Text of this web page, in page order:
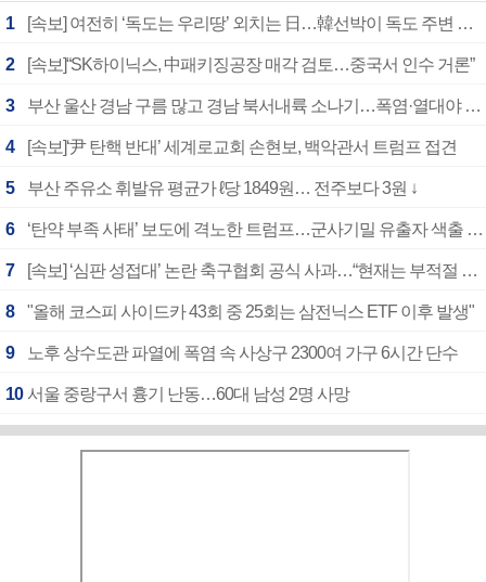
1 [속보] 여전히 ‘독도는 우리땅’ 외치는 日…韓선박이 독도 주변 해양조사 활동하자 반발
2 [속보]“SK하이닉스, 中패키징공장 매각 검토…중국서 인수 거론”
3 부산 울산 경남 구름 많고 경남 북서내륙 소나기…폭염·열대야 계속
4 [속보]‘尹 탄핵 반대’ 세계로교회 손현보, 백악관서 트럼프 접견
5 부산 주유소 휘발유 평균가 ℓ당 1849원… 전주보다 3원 ↓
6 ‘탄약 부족 사태’ 보도에 격노한 트럼프…군사기밀 유출자 색출 지시
7 [속보] ‘심판 성접대’ 논란 축구협회 공식 사과…“현재는 부적절 행위 없어”
8 "올해 코스피 사이드카 43회 중 25회는 삼전닉스 ETF 이후 발생"
9 노후 상수도관 파열에 폭염 속 사상구 2300여 가구 6시간 단수
10 서울 중랑구서 흉기 난동…60대 남성 2명 사망